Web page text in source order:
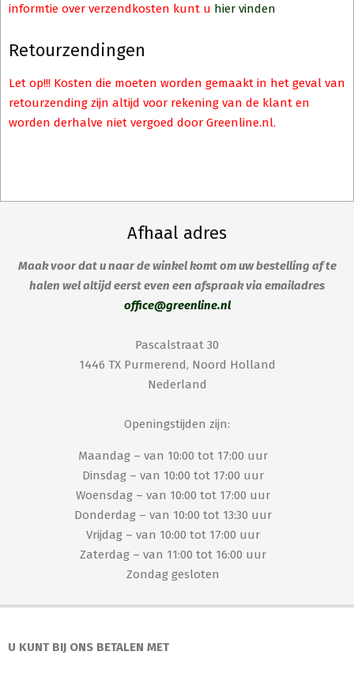
informtie over verzendkosten kunt u hier vinden
Retourzendingen
Let op!!! Kosten die moeten worden gemaakt in het geval van
retourzending zijn altijd voor rekening van de klant en
worden derhalve niet vergoed door Greenline.nl.
Afhaal adres
Maak voor dat u naar de winkel komt om uw bestelling af te
halen wel altijd eerst even een afspraak via emailadres
office@greenline.nl
Pascalstraat 30
1446 TX Purmerend, Noord Holland
Nederland
Openingstijden zijn:
Maandag – van 10:00 tot 17:00 uur
Dinsdag – van 10:00 tot 17:00 uur
Woensdag – van 10:00 tot 17:00 uur
Donderdag – van 10:00 tot 13:30 uur
Vrijdag – van 10:00 tot 17:00 uur
Zaterdag – van 11:00 tot 16:00 uur
Zondag gesloten
U KUNT BIJ ONS BETALEN MET